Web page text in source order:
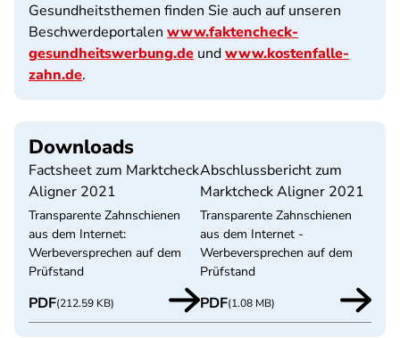
Gesundheitsthemen finden Sie auch auf unseren
Beschwerdeportalen www.faktencheck-
gesundheitswerbung.de undwww.kostenfalle-
zahn.de.
Downloads
Factsheet zum Marktcheck
Aligner 2021
Transparente Zahnschienen
aus dem Internet:
Werbeversprechen auf dem
Prüfstand
PDF(212.59 KB)
Abschlussbericht zum
Marktcheck Aligner 2021
Transparente Zahnschienen
aus dem Internet -
Werbeversprechen auf dem
Prüfstand
PDF(1.08 MB)